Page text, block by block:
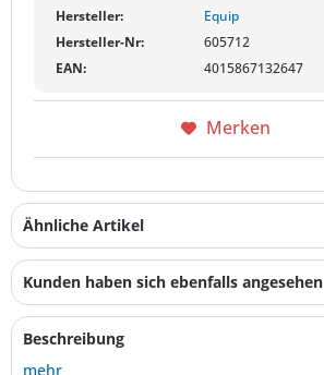
Hersteller:
Equip
Hersteller-Nr:
605712
EAN:
4015867132647
Merken
Ähnliche Artikel
Kunden haben sich ebenfalls angesehen
Beschreibung
mehr